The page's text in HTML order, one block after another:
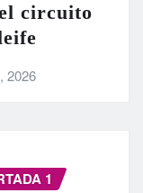
circuito
2026
1